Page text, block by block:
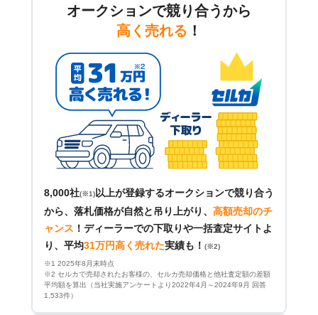
オークションで競り合うから
高く売れる ！
8,000社(※1)以上が登録するオークションで競り合う
から、落札価格が自然と吊り上がり、 高額売却のチ
ャンス ！ ディーラーでの下取りや一括査定サイトよ
り、平均31万円高く売れた実績も！ (※2)
※1 2025年8月末時点
※2 セルカで売却されたお客様の、セルカ売却価格と他社査定額の差額
平均額を算出（当社実施アンケートより2022年4月～2024年9月 回答
1,533件）